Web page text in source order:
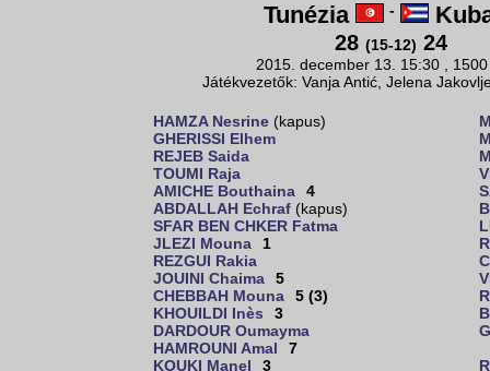
Tunézia -
28 (15-12) 24
2015. december 13. 15:30 ,
Játékvezetők: Vanja Antić, Jelena
HAMZA Nesrine (kapus)
GHERISSI Elhem
REJEB Saida
TOUMI Raja
AMICHE Bouthaina
4
ABDALLAH Echraf (kapus)
SFAR BEN CHKER Fatma
JLEZI Mouna
1
REZGUI Rakia
JOUINI Chaima
5
CHEBBAH Mouna
5 (3)
KHOUILDI Inès
3
DARDOUR Oumayma
HAMROUNI Amal
7
KOUKI Manel
3